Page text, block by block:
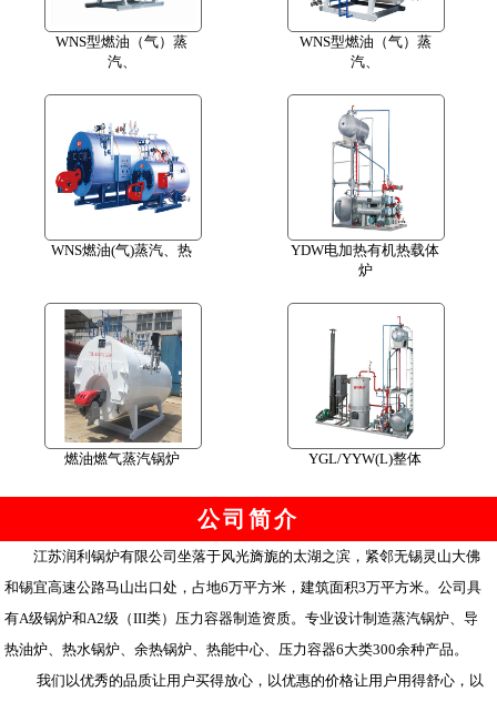
WNS型燃油（气）蒸
汽、
WNS型燃油（气）蒸
汽、
WNS燃油(气)蒸汽、热
YDW电加热有机热载体
炉
燃油燃气蒸汽锅炉 YGL/YYW(L)整体
公司简介
江苏润利锅炉有限公司坐落于风光旖旎的太湖之滨，紧邻无锡灵山大佛
和锡宜高速公路马山出口处，占地6万平方米，建筑面积3万平方米。公司具
有A级锅炉和A2级（III类）压力容器制造资质。专业设计制造蒸汽锅炉、导
热油炉、热水锅炉、余热锅炉、热能中心、压力容器6大类300余种产品。
我们以优秀的品质让用户买得放心，以优惠的价格让用户用得舒心，以